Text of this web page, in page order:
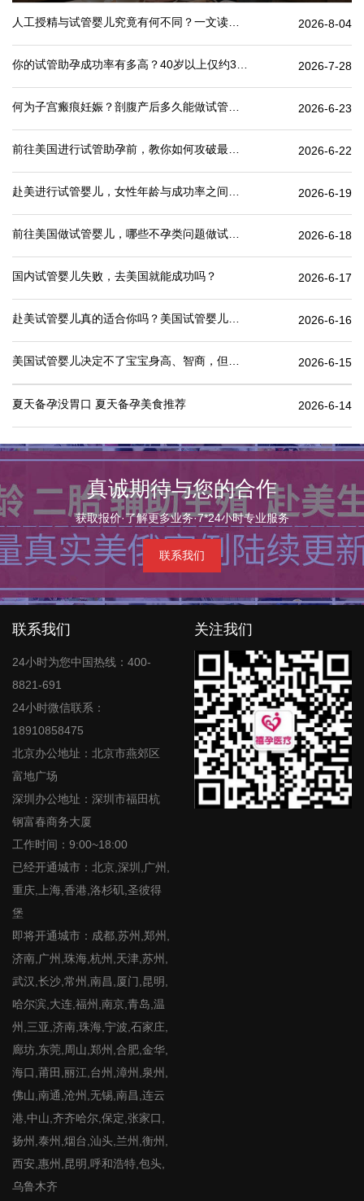
2026-8-04
2026-7-28
2026-6-23
2026-6-22
2026-6-19
2026-6-18
国内试管婴儿失败，去美国就能成功吗？ 2026-6-17
2026-6-16
2026-6-15
夏天备孕没胃口 夏天备孕美食推荐 2026-6-14
真诚期待与您的合作
获取报价·了解更多业务·7*24小时专业服务
联系我们
联系我们
24小时为您中国热线：400-
8821-691
24小时微信联系：
18910858475
北京办公地址：北京市燕郊区
富地广场
深圳办公地址：深圳市福田杭
钢富春商务大厦
工作时间：9:00~18:00
已经开通城市：北京,深圳,广州,
重庆,上海,香港,洛杉矶,圣彼得
堡
即将开通城市：成都,苏州,郑州,
济南,广州,珠海,杭州,天津,苏州,
武汉,长沙,常州,南昌,厦门,昆明,
哈尔滨,大连,福州,南京,青岛,温
州,三亚,济南,珠海,宁波,石家庄,
廊坊,东莞,周山,郑州,合肥,金华,
海口,莆田,丽江,台州,漳州,泉州,
佛山,南通,沧州,无锡,南昌,连云
港,中山,齐齐哈尔,保定,张家口,
扬州,泰州,烟台,汕头,兰州,衡州,
西安,惠州,昆明,呼和浩特,包头,
乌鲁木齐
关注我们